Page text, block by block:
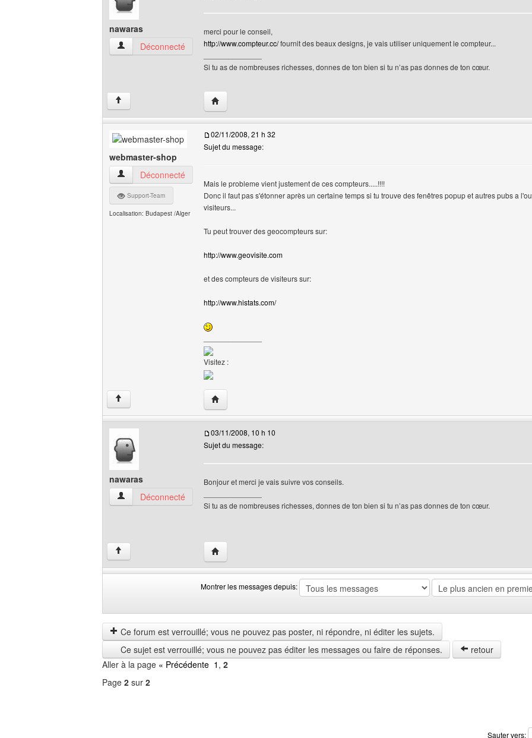
nawaras
nawaras Voir le profil de l'utilisateur
Déconnecté
merci pour le conseil,
http://www.compteur.cc/fournit des beaux designs, je vais utiliser uniquement le compteur...
Si tu as de nombreuses richesses, donnes de ton bien si tu n’as pas donnes de ton cœur.
↑ Visiter le site web de l'utilisateur: nawaras
webmaster-shop
webmaster-shop Voir le profil de l'utilisateur
Déconnecté
Support-Team
Localisation: Budapest /Alger
02/11/2008, 21 h 32
Sujet du message:
Mais le probleme vient justement de ces compteurs.....!!!!
Donc il faut pas s'étonner après un certaine temps si tu trouve des fenêtres popup et autres pubs a
visiteurs...
Tu peut trouver des geocompteurs sur:
http://www.geovisite.com
et des compteurs de visiteurs sur:
http://www.histats.com/
Visitez :
↑ Visiter le site web de l'utilisateur: webmaster-shop
nawaras
nawaras Voir le profil de l'utilisateur
Déconnecté
03/11/2008, 10 h 10
Sujet du message:
Bonjour et merci je vais suivre vos conseils.
Si tu as de nombreuses richesses, donnes de ton bien si tu n’as pas donnes de ton cœur.
↑ Visiter le site web de l'utilisateur: nawaras
Montrer les messages depuis:
les
messages
depuis
by
Ce forum est verrouillé; vous ne pouvez pas poster, ni répondre, ni éditer les sujets.
Ce sujet est verrouillé; vous ne pouvez pas éditer les messages ou faire de réponses.
retour
Aller à la page « Précédente 1 , 2
Page 2 sur 2
Sauter vers: